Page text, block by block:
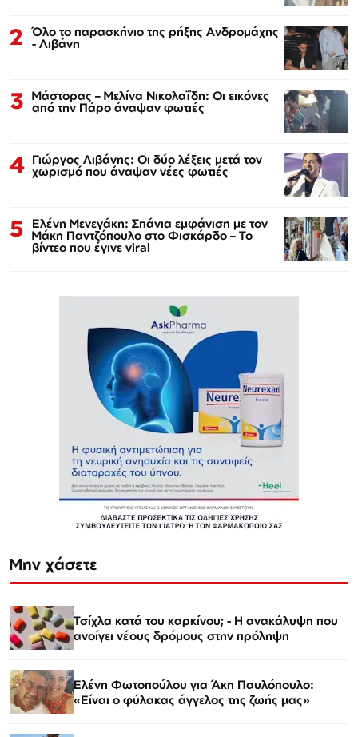
2 Όλο το παρασκήνιο της ρήξης Ανδρομάχης
- Λιβάνη
3 Μάστορας – Μελίνα Νικολαΐδη: Οι εικόνες
από την Πάρο άναψαν φωτιές
4 Γιώργος Λιβάνης: Οι δύο λέξεις μετά τον
χωρισμό που άναψαν νέες φωτιές
5 Ελένη Μενεγάκη: Σπάνια εμφάνιση με τον
Μάκη Παντζόπουλο στο Φισκάρδο – Το
βίντεο που έγινε viral
Μην χάσετε
Τσίχλα κατά του καρκίνου; - Η ανακάλυψη που
ανοίγει νέους δρόμους στην πρόληψη
Ελένη Φωτοπούλου για Άκη Παυλόπουλο:
«Είναι ο φύλακας άγγελος της ζωής μας»